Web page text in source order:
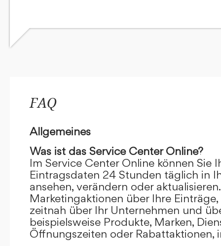
FAQ
Allgemeines
Was ist das Service Center Online?
Im Service Center Online können Sie
Eintragsdaten 24 Stunden täglich in
ansehen, verändern oder
Marketingaktionen über Ihre
zeitnah über Ihr Unternehmen und
beispielsweise Produkte, Marken,
Öffnungszeiten oder Rabattaktionen,